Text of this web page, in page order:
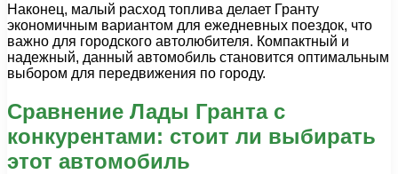
Наконец, малый расход топлива делает Гранту
экономичным вариантом для ежедневных поездок, что
важно для городского автолюбителя. Компактный и
надежный, данный автомобиль становится оптимальным
выбором для передвижения по городу.
Сравнение Лады Гранта с
конкурентами: стоит ли выбирать
этот автомобиль